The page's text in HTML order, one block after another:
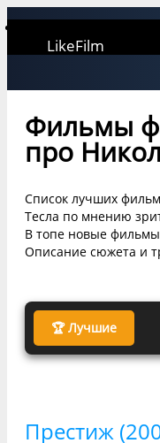
LikeFilm
Фильмы
про
Список лучших
Тесла по мнению
В топе новые
Описание сюжета и
🏆 Лучшие
Престиж